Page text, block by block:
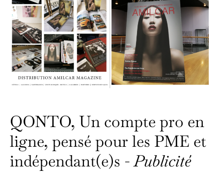
QONTO, Un compte pro en
ligne, pensé pour les PME et
indépendant(e)s -Publicité